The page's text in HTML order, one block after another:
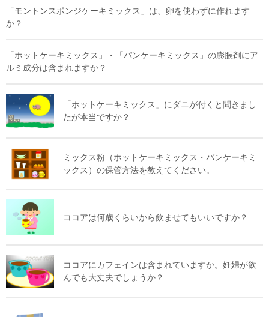
「モントンスポンジケーキミックス」は、卵を使わずに作れます
か？
「ホットケーキミックス」・「パンケーキミックス」の膨脹剤にア
ルミ成分は含まれますか？
「ホットケーキミックス」にダニが付くと聞きまし
たが本当ですか？
ミックス粉（ホットケーキミックス・パンケーキミ
ックス）の保管方法を教えてください。
ココアは何歳くらいから飲ませてもいいですか？
ココアにカフェインは含まれていますか。妊婦が飲
んでも大丈夫でしょうか？